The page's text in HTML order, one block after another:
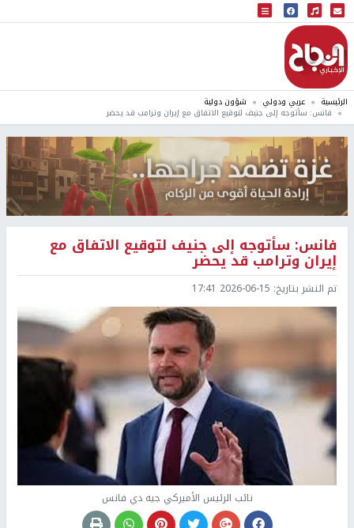
البث المباشر
إذاعة النجاح
الرئيسية عربي ودولي شؤون دولية
فانس: سأتوجه إلى جنيف لتوقيع الاتفاق مع إيران وترامب قد يحضر
فانس: سأتوجه إلى جنيف لتوقيع الاتفاق مع
إيران وترامب قد يحضر
تم النشر بتاريخ: 2026-06-15 17:41
نائب الرئيس الأميركي جيه دي فانس